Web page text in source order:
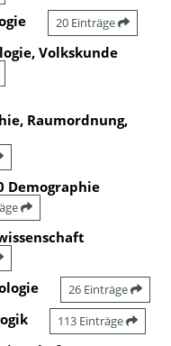
20 Einträge
Volkskunde
Raumordnung,
Demographie
26 Einträge
113 Einträge